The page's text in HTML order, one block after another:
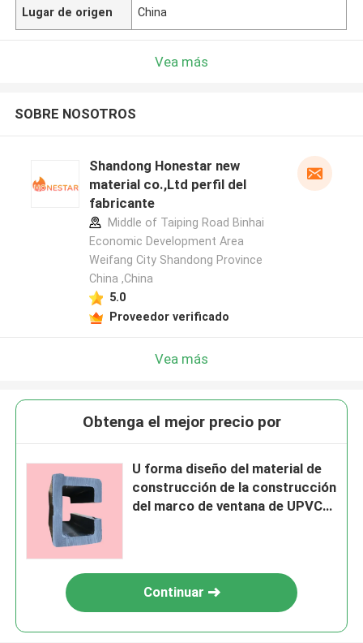
Lugar de origen China
Vea más
SOBRE NOSOTROS
Shandong Honestar new
material co.,Ltd perfil del
fabricante
Middle of Taiping Road Binhai
Economic Development Area
Weifang City Shandong Province
China ,China
5.0
Proveedor verificado
Vea más
Obtenga el mejor precio por
U forma diseño del material de
construcción de la construcción
del marco de ventana de UPVC
Continuar